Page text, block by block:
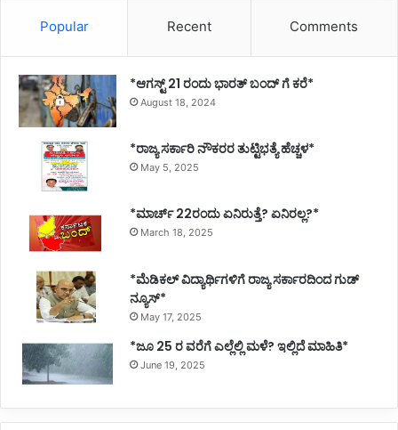
Popular Recent Comments
*ಆಗಸ್ಟ್ 21 ರಂದು ಭಾರತ್‌ ಬಂದ್‌ ಗೆ ಕರೆ*
August 18, 2024
*ರಾಜ್ಯ ಸರ್ಕಾರಿ ನೌಕರರ ತುಟ್ಟಿಭತ್ಯೆ ಹೆಚ್ಚಳ*
May 5, 2025
*ಮಾರ್ಚ್ 22ರಂದು ಏನಿರುತ್ತೆ? ಏನಿರಲ್ಲ?*
March 18, 2025
*ಮೆಡಿಕಲ್ ವಿದ್ಯಾರ್ಥಿಗಳಿಗೆ ರಾಜ್ಯ ಸರ್ಕಾರದಿಂದ ಗುಡ್
ನ್ಯೂಸ್*
May 17, 2025
*ಜೂ 25 ರ ವರೆಗೆ ಎಲ್ಲೆಲ್ಲಿ ಮಳೆ? ಇಲ್ಲಿದೆ ಮಾಹಿತಿ*
June 19, 2025